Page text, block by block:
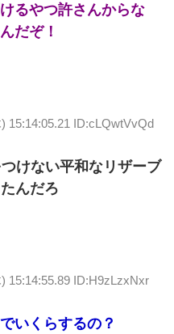
るやつ許さんからな
だぞ！
15:14:05.21 ID:cLQwtVvQd
けない平和なリザーブ
んだろ
15:14:55.89 ID:H9zLzxNxr
いくらするの？